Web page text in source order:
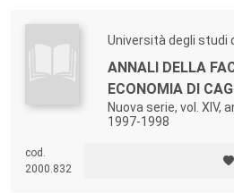
Università degli studi
ANNALI DELLA
ECONOMIA DI
Nuova serie, vol. XIV,
1997-1998
cod.
2000.832